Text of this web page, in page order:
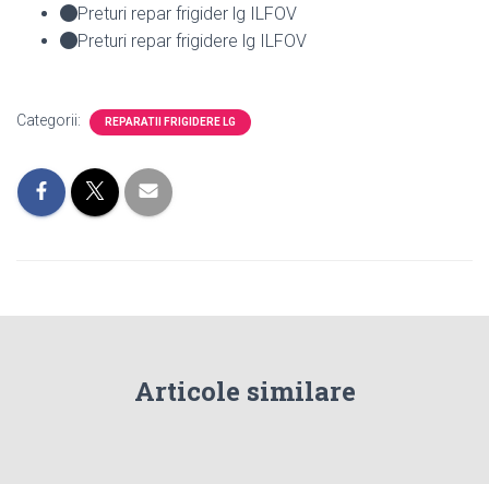
Preturi repar frigider lg ILFOV
Preturi repar frigidere lg ILFOV
Categorii: REPARATII FRIGIDERE LG
Articole similare